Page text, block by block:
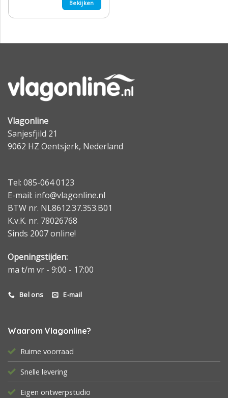
Bekijken
Vlagonline
Sanjesfjild 21
9062 HZ Oentsjerk, Nederland
Tel: 085-064 0123
E-mail: info@vlagonline.nl
BTW nr. NL8612.37.353.B01
K.v.K. nr. 78026768
Sinds 2007 online!
Openingstijden:
ma t/m vr - 9:00 - 17:00
Bel ons E-mail
Waarom Vlagonline?
Ruime voorraad
Snelle levering
Eigen ontwerpstudio